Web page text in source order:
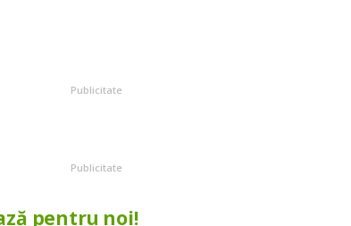
Publicitate
Publicitate
pentru noi!